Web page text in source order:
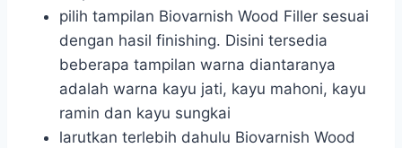
pilih tampilan Biovarnish Wood Filler sesuai
dengan hasil finishing. Disini tersedia
beberapa tampilan warna diantaranya
adalah warna kayu jati, kayu mahoni, kayu
ramin dan kayu sungkai
larutkan terlebih dahulu Biovarnish Wood